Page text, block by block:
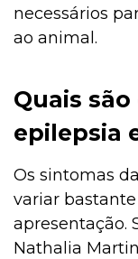
necessários
ao animal.
Quais
epilepsia
Os sintomas
variar
apresentação.
Nathalia